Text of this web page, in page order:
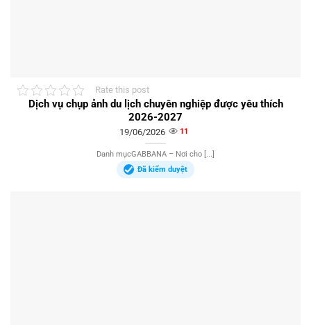
Rate this post
Dịch vụ chụp ảnh du lịch chuyên nghiệp được yêu thích
2026-2027
19/06/2026 11
Danh mụcGABBANA – Nơi cho [...]
Đã kiểm duyệt